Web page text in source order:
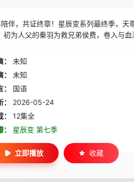
伴，共证终章！星辰变系列最终季，天
初为人父的秦羽为救兄弟侯费，卷入与
争，他设下计谋，将觊觎者引入自己的
未知
未知
国语
2026-05-24
12集全
星辰变 第七季
立即播放 收藏